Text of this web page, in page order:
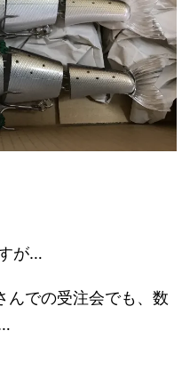
が…
んでの受注会でも、数